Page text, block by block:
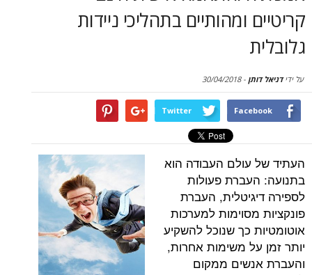
ומהותיים בתהליכי ניידות
-
30/04/2018
Twitter
העבודה הוא
פעולות
העברת
למערכות
כך שנוכל להשקיע
משימות אחרות,
ממקום